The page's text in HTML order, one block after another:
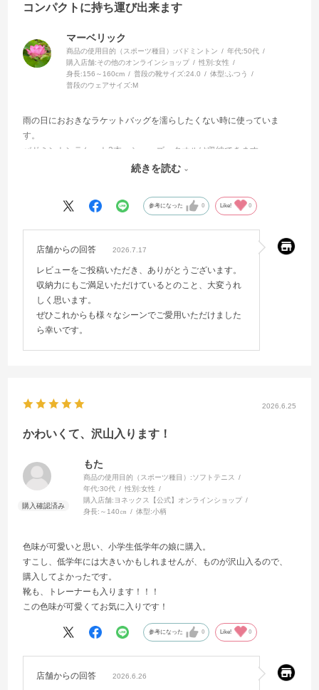
コンパクトに持ち運び出来ます
マーベリック
商品の使用目的（スポーツ種目）:バドミントン 年代:50代
購入店舗:その他のオンラインショップ 性別:女性
身長:156～160cm 普段の靴サイズ:24.0 体型: ふつう
普段のウェアサイズ:M
雨の日におおきなラケットバッグを濡らしたくない時に使っていま
す。
バドミントンラケット2本、シューズ、タオルは収納できます。
色はパープルを購入しましたが気に入っています。
続きを読む
参考になった 0 Like! 0
店舗からの回答 2026.7.17
レビューをご投稿いただき、ありがとうございます。
収納力にもご満足いただけているとのこと、大変うれ
しく思います。
ぜひこれからも様々なシーンでご愛用いただけました
ら幸いです。
2026.6.25
かわいくて、沢山入ります！
もた
商品の使用目的（スポーツ種目）:ソフトテニス
年代:30代 性別:女性
購入店舗: ヨネックス【公式】オンラインショップ
身長: ～140㎝ 体型:小柄
色味が可愛いと思い、小学生低学年の娘に購入。
すこし、低学年には大きいかもしれませんが、ものが沢山入るので、
購入してよかったです。
靴も、トレーナーも入ります！！！
この色味が可愛くてお気に入りです！
参考になった 0 Like! 0
店舗からの回答 2026.6.26